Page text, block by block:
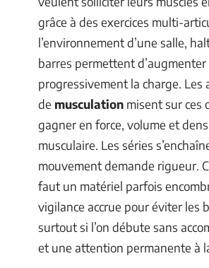
grâce à des exercices multi-
l’environnement d’une salle,
barres permettent d’augmenter
progressivement la charge. Les
de musculation misent sur ces
gagner en force, volume et
musculaire. Les séries
mouvement demande rigueur.
faut un matériel parfois
vigilance accrue pour éviter les
surtout si l’on débute sans
et une attention permanente à